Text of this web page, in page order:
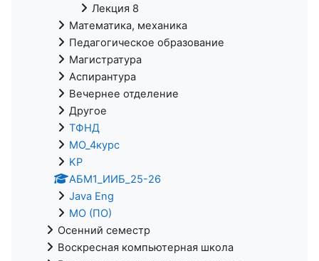
Лекция 8
Математика, механика
Педагогическое образование
Магистратура
Аспирантура
Вечернее отделение
Другое
ТФНД
МО_4курс
KP
АБМ1_ИИБ_25-26
Java Eng
МО (ПО)
Осенний семестр
Воскресная компьютерная школа